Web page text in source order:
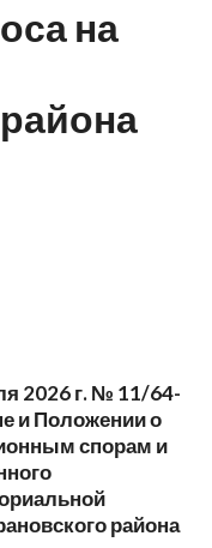
на
2026 г. № 11/64-
и Положении о
спорам и
района